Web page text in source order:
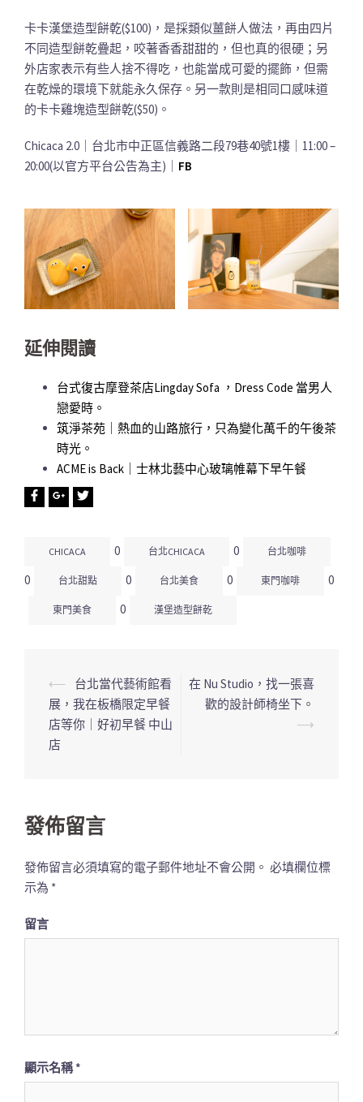
卡卡漢堡造型餅乾($100)，是採類似薑餅人做法，再由四片
不同造型餅乾疊起，咬著香香甜甜的，但也真的很硬；另
外店家表示有些人捨不得吃，也能當成可愛的擺飾，但需
在乾燥的環境下就能永久保存。另一款則是相同口感味道
的卡卡雞塊造型餅乾($50)。
Chicaca 2.0｜台北市中正區信義路二段79巷40號1樓｜11:00 –
20:00(以官方平台公告為主)｜ FB
延伸閱讀
台式復古摩登茶店Lingday Sofa ，Dress Code 當男人
戀愛時。
筑淨茶苑｜熱血的山路旅行，只為變化萬千的午後茶
時光。
ACME is Back｜士林北藝中心玻璃帷幕下早午餐
CHICACA 0 台北CHICACA 0 台北咖啡
0 台北甜點 0 台北美食 0 東門咖啡 0
東門美食 0 漢堡造型餅乾
文
章
導
⟵
台北當代藝術館看
展，我在板橋限定早餐
店等你｜好初早餐 中山
店
在 Nu Studio，找一張喜
歡的設計師椅坐下。
⟶
發佈留言
發佈留言必須填寫的電子郵件地址不會公開。 必填欄位標
示為 *
留言
顯示名稱*